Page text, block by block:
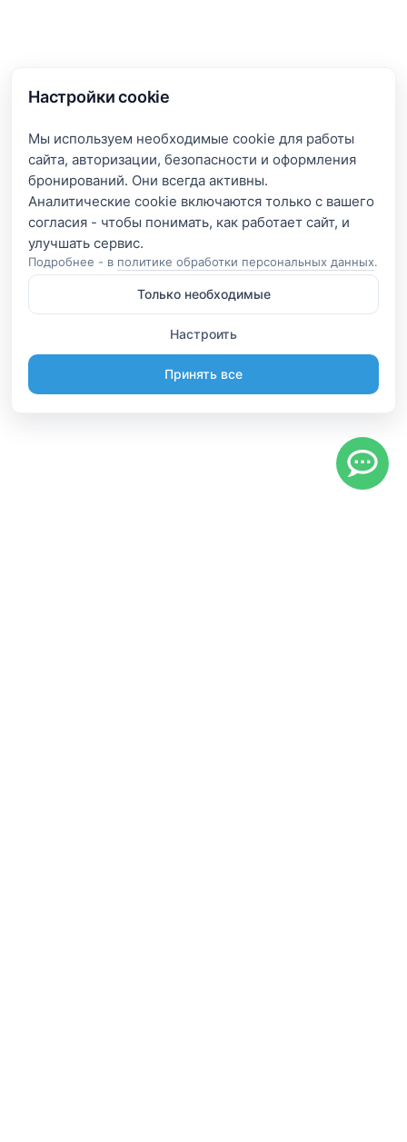
Настройки cookie
Мы используем необходимые cookie для работы
сайта, авторизации, безопасности и оформления
бронирований. Они всегда активны.
Аналитические cookie включаются только с вашего
согласия - чтобы понимать, как работает сайт, и
Подробнее - в политике обработки персональных данных.
Только необходимые
Настроить
Принять все